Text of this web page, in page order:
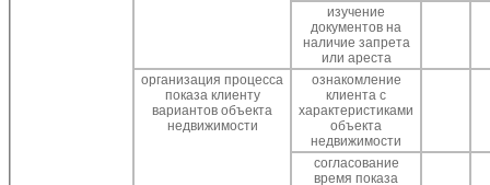
изучение
документов на
наличие запрета
или ареста
организация процесса
показа клиенту
вариантов объекта
недвижимости
ознакомление
клиента с
характеристиками
объекта
недвижимости
согласование
время показа